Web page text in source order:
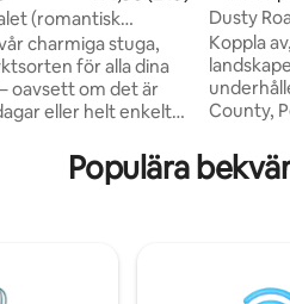
(romantisk
charmiga stuga,
för alla dina
oavsett om det är
eller helt enkelt
för
och blandar sömlöst
Machine.
Park
Dusty
Koppla
County,
på
Populära